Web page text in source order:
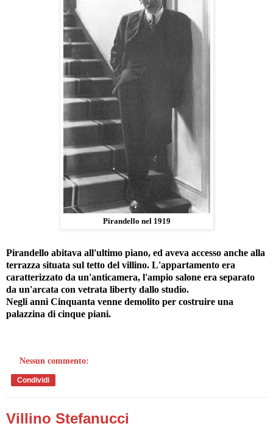
Pirandello nel 1919
Pirandello abitava all'ultimo piano, ed aveva accesso anche alla
terrazza situata sul tetto del villino. L'appartamento era
caratterizzato da un'anticamera, l'ampio salone era separato
da un'arcata con vetrata liberty dallo studio.
Negli anni Cinquanta venne demolito per costruire una
palazzina di cinque piani.
Nessun commento:
Condividi
Villino Stefanucci